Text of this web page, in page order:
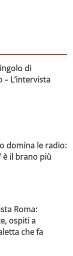
di
– L’intervista
domina le radio:
è il brano più
Roma:
ospiti a
che fa